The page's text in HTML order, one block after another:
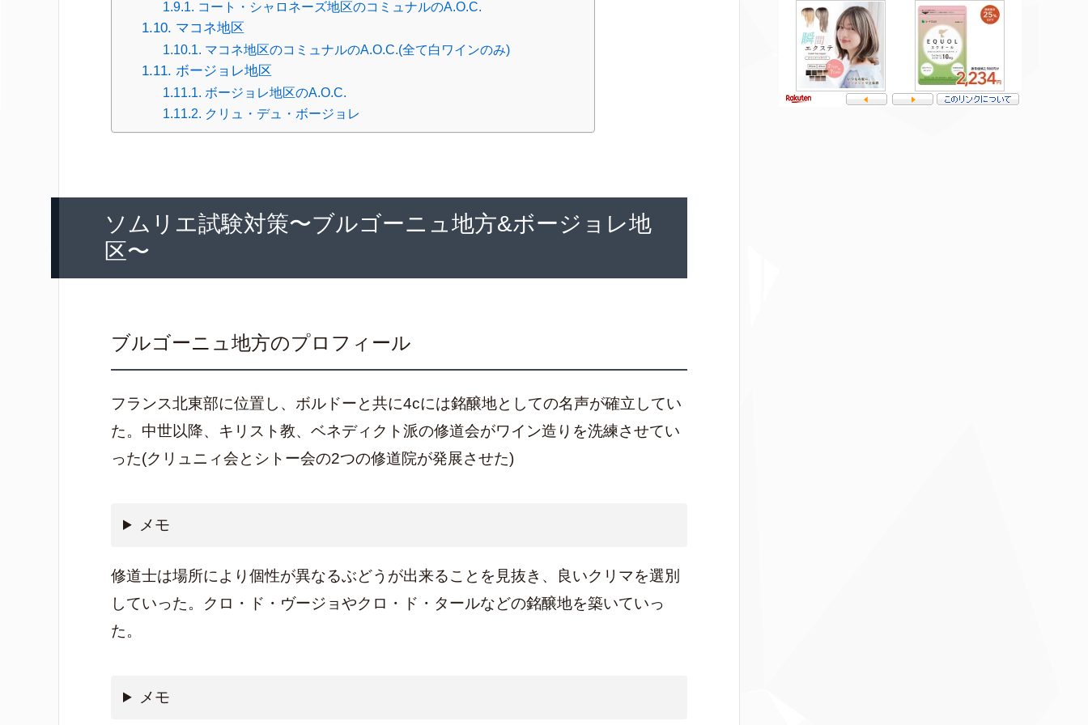
コート・シャロネーズ地区のコミュナルのA.O.C.
マコネ地区
マコネ地区のコミュナルのA.O.C.(全て白ワインのみ)
ボージョレ地区
ボージョレ地区のA.O.C.
クリュ・デュ・ボージョレ
ソムリエ試験対策〜ブルゴーニュ地方&ボージョレ地
区〜
ブルゴーニュ地方のプロフィール
フランス北東部に位置し、ボルドーと共に4cには銘醸地としての名声が確立してい
た。中世以降、キリスト教、ベネディクト派の修道会がワイン造りを洗練させてい
った(クリュニィ会とシトー会の2つの修道院が発展させた)
メモ
修道士は場所により個性が異なるぶどうが出来ることを見抜き、良いクリマを選別
していった。クロ・ド・ヴージョやクロ・ド・タールなどの銘醸地を築いていっ
た。
メモ